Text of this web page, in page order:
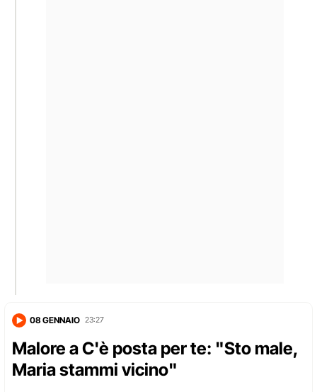
08 GENNAIO 23:27
Malore a C'è posta per te: "Sto male,
Maria stammi vicino"